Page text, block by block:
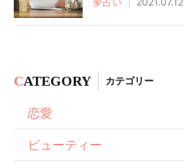
CATEGORY カテゴリー
恋愛
ビューティー